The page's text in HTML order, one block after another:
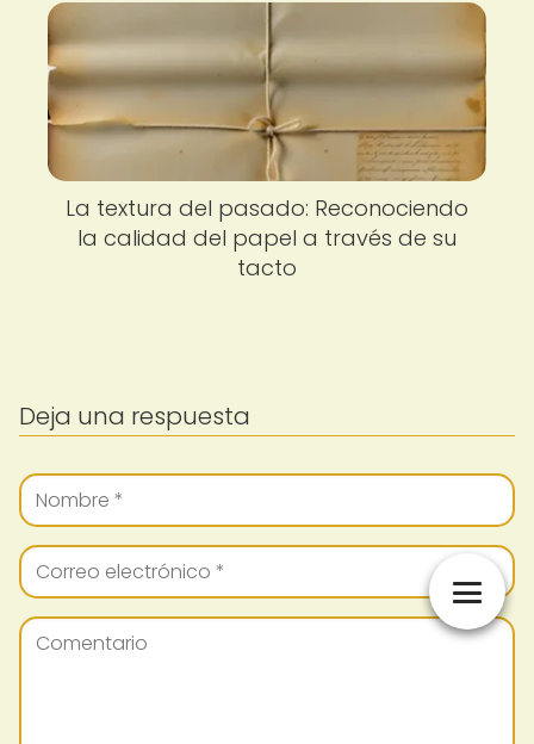
La textura del pasado: Reconociendo
la calidad del papel a través de su
tacto
Deja una respuesta